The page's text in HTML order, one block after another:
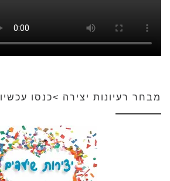
מבחר רעיונות יצירה >כנסו עכשיו